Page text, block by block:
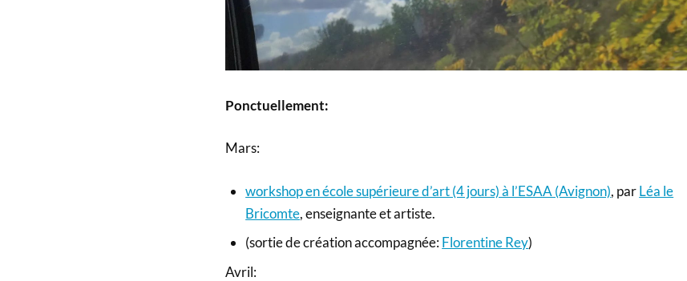
Ponctuellement:
Mars:
workshop en école supérieure d’art (4 jours) à l’ESAA (Avignon), parLéa le
Bricomte, enseignante et artiste.
(sortie de création accompagnée:Florentine Rey)
Avril: